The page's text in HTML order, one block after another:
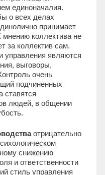
единоначалия.
о всех делах
принимает
коллектива не
за коллектив сам.
являются
выговоры,
очень
подчиненных
ставятся
людей, в общении
отрицательно
снижению
и ответственности
стиль управления